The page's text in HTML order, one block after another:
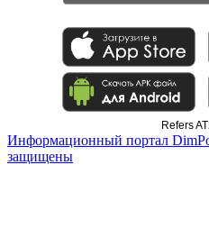
Refers
Информационный портал
защищены